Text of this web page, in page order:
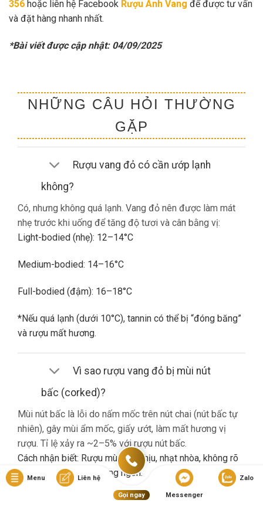
356 hoặc liên hệ Facebook Rượu Ánh Vang để được tư vấn
và đặt hàng nhanh nhất.
*Bài viết được cập nhật: 04/09/2025
NHỮNG CÂU HỎI THƯỜNG
GẶP
Rượu vang đỏ có cần ướp lạnh
không?
Có, nhưng không quá lạnh. Vang đỏ nên được làm mát
nhẹ trước khi uống để tăng độ tươi và cân bằng vị:
Light-bodied (nhẹ): 12–14°C
Medium-bodied: 14–16°C
Full-bodied (đậm): 16–18°C
*Nếu quá lạnh (dưới 10°C), tannin có thể bị “đóng băng”
và rượu mất hương.
Vì sao rượu vang đỏ bị mùi nút
bấc (corked)?
Mùi nút bấc là lỗi do nấm mốc trên nút chai (nút bấc tự
nhiên), gây mùi ẩm mốc, giấy ướt, làm mất hương vị
rượu. Tỉ lệ xảy ra ~2–5% với rượu nút bấc.
Cách nhận biết: Rượu mùi khó chịu, nhạt nhòa, không rõ
hương trái cây dù là vang ngon.
Nếu gặp lỗi này, bạn nên liên hệ cửa hàng đổi trả (nếu có
Menu Liên hệ
Gọi ngay Messenger
Zalo